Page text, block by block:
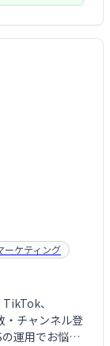
ーケティング
、
・チャンネル登
運用でお悩み